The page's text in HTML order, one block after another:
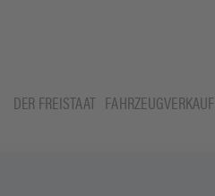
DER FREISTAAT FAHRZEUGVERKAUF